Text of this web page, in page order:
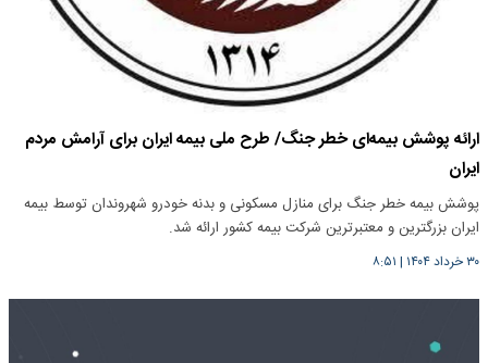
ارائه پوشش بیمه‌ای خطر جنگ/ طرح ملی بیمه ایران برای آرامش مردم
ایران
پوشش بیمه خطر جنگ برای منازل مسکونی و بدنه خودرو شهروندان توسط بیمه
ایران بزرگترین و معتبرترین شرکت بیمه کشور ارائه شد.
۳۰ خرداد ۱۴۰۴ | ۸:۵۱